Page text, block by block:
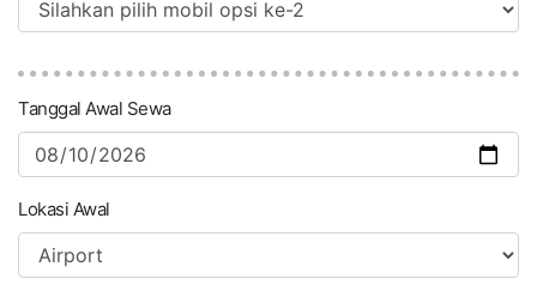
Tanggal Awal Sewa
Lokasi Awal